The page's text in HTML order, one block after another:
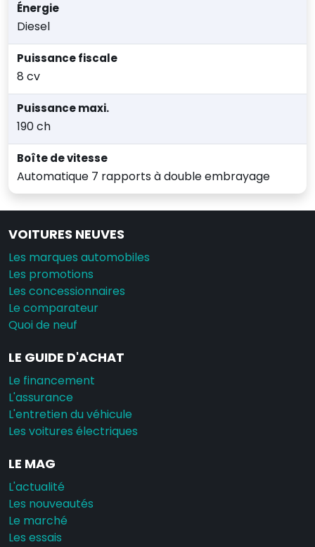
Énergie
Diesel
Puissance fiscale
8 cv
Puissance maxi.
190 ch
Boîte de vitesse
Automatique 7 rapports à double embrayage
VOITURES NEUVES
Les marques automobiles
Les promotions
Les concessionnaires
Le comparateur
Quoi de neuf
LE GUIDE D'ACHAT
Le financement
L'assurance
L'entretien du véhicule
Les voitures électriques
LE MAG
L'actualité
Les nouveautés
Le marché
Les essais